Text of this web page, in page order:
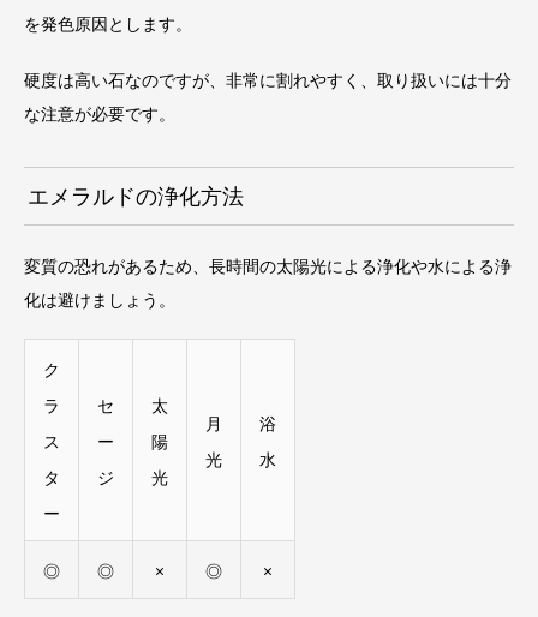
を発色原因とします。
硬度は高い石なのですが、非常に割れやすく、取り扱いには十分
な注意が必要です。
エメラルドの浄化方法
変質の恐れがあるため、長時間の太陽光による浄化や水による浄
化は避けましょう。
ク
ラ
ス
タ
ー
セ
ー
ジ
太
陽
光
月
光
浴
水
◎ ◎ × ◎ ×